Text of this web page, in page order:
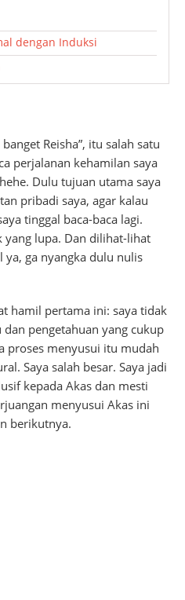
dengan Induksi
Reisha”, itu salah satu
perjalanan kehamilan saya
Dulu tujuan utama saya
pribadi saya, agar kalau
tinggal baca-baca lagi.
yang lupa. Dan dilihat-lihat
ya, ga nyangka dulu nulis
hamil pertama ini: saya tidak
pengetahuan yang cukup
proses menyusui itu mudah
Saya salah besar. Saya jadi
kepada Akas dan mesti
menyusui Akas ini
berikutnya.